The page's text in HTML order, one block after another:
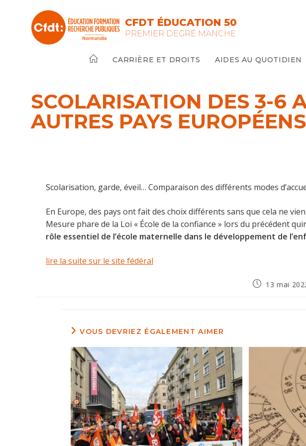
CFDT ÉDUCATION 50
PREMIER DEGRÉ MANCHE
CARRIÈRE ET DROITS AIDES AU QUOTIDIEN
SCOLARISATION DES 3-6
AUTRES PAYS
Scolarisation, garde, éveil… Comparaison des différents modes
En Europe, des pays ont fait des choix différents sans que cela ne
Mesure phare de la Loi « École de la confiance » lors du précédent
rôle essentiel de l’école maternelle dans le développement de
lire la suite sur le site fédéral
Publication
13 mai
VOUS DEVRIEZ ÉGALEMENT AIMER